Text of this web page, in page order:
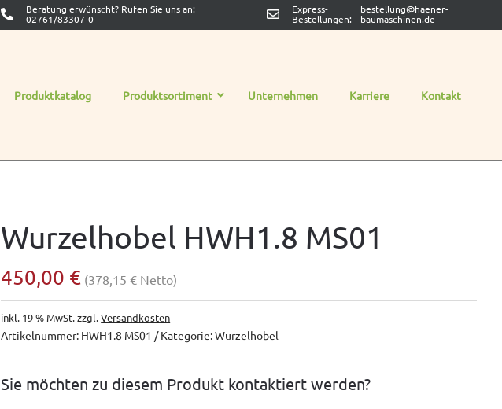
Beratung erwünscht? Rufen Sie uns an:
02761/83307-0
Express-
Bestellungen:
bestellung@haener-
baumaschinen.de
Produktkatalog Produktsortiment Unternehmen Karriere Kontakt
Wurzelhobel HWH1.8 MS01
450,00 € (378,15€ Netto)
inkl. 19 % MwSt.zzgl.Versandkosten
Artikelnummer: HWH1.8 MS01 Kategorie:Wurzelhobel
Sie möchten zu diesem Produkt kontaktiert werden?